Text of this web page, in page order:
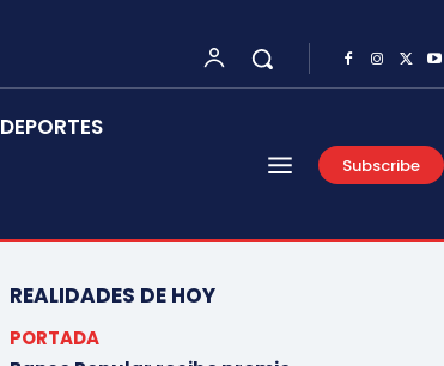
DEPORTES
Subscribe
REALIDADES DE HOY
PORTADA